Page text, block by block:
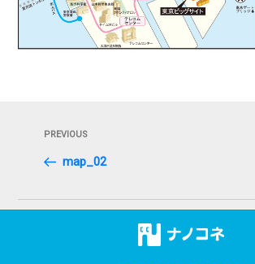
ビ
Previous
Post
PREVIOUS
map_02